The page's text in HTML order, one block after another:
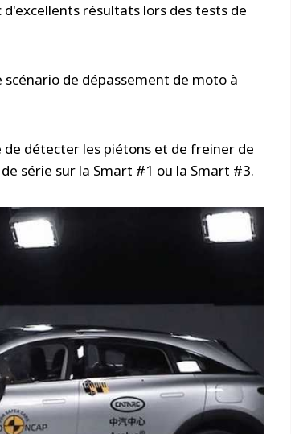
résultats lors des tests de
de dépassement de moto à
de détecter les piétons et de freiner de
série sur la Smart #1 ou la Smart #3.